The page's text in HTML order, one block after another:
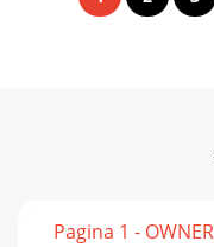
Pagina 1 -